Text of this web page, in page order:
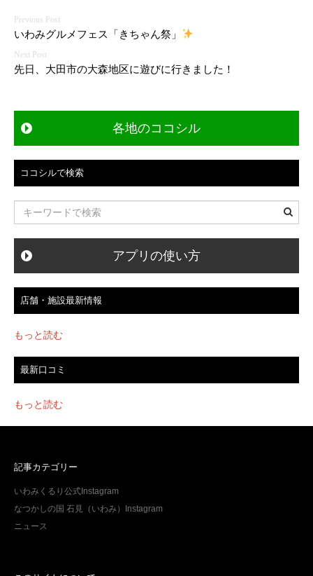
投
稿
ナ
ビ
ゲ
ー
シ
ョ
ン
いわみグルメフェス「きちゃん祭」
先日、大田市の大森地区に遊びに行きました！
各地のココシル
ココシルで検索
アプリの使い方
店舗・施設最新情報
もっと読む
最新口コミ
もっと読む
記事カテゴリー
いわみくるり公式Instagram
なつかしの国 石見（いわみ）Instagram
ニュース